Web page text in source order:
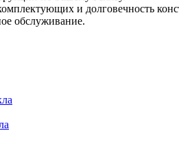
и долговечность
обслуживание.